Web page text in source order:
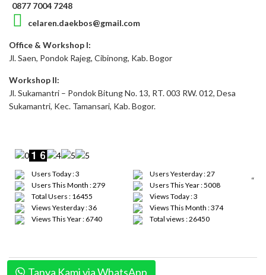
0877 7004 7248
celaren.daekbos@gmail.com
Office & Workshop I:
Jl. Saen, Pondok Rajeg, Cibinong, Kab. Bogor
Workshop II:
Jl. Sukamantri – Pondok Bitung No. 13, RT. 003 RW. 012, Desa
Sukamantri, Kec. Tamansari, Kab. Bogor.
Users Today : 3
Users Yesterday : 27
Users This Month : 279
Users This Year : 5008
Total Users : 16455
Views Today : 3
Views Yesterday : 36
Views This Month : 374
Views This Year : 6740
Total views : 26450
“
Tanya Kami via WhatsApp